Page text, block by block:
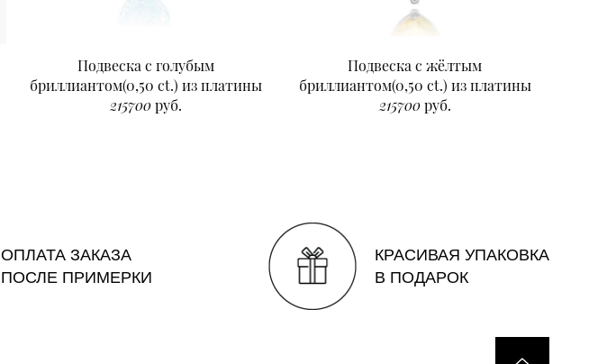
Подвеска с голубым
бриллиантом(0,50 ct.) из платины
215700руб.
Подвеска с жёлтым
бриллиантом(0,50 ct.) из платины
215700руб.
ОПЛАТА ЗАКАЗА
ПОСЛЕ ПРИМЕРКИ
КРАСИВАЯ УПАКОВКА
В ПОДАРОК